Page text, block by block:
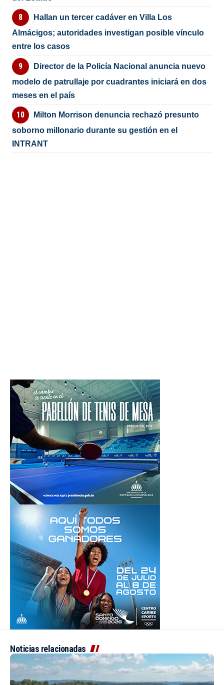
Hallan un tercer cadáver en Villa Los
Almácigos; autoridades investigan posible vínculo
entre los casos
Director de la Policía Nacional anuncia nuevo
modelo de patrullaje por cuadrantes iniciará en dos
meses en el país
Milton Morrison denuncia rechazó presunto
soborno millonario durante su gestión en el
INTRANT
Noticias relacionadas